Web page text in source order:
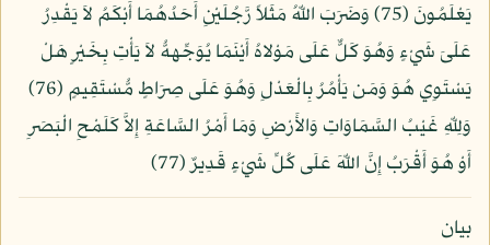
يَعْلَمُونَ (75) وَضَرَبَ اللّهُ مَثَلاً رَّجُلَيْنِ أَحَدُهُمَا أَبْكَمُ لاَ يَقْدِرُ
عَلَىَ شَيْءٍ وَهُوَ كَلٌّ عَلَى مَوْلاهُ أَيْنَمَا يُوَجِّههُّ لاَ يَأْتِ بِخَيْرٍ هَلْ
يَسْتَوِي هُوَ وَمَن يَأْمُرُ بِالْعَدْلِ وَهُوَ عَلَى صِرَاطٍ مُّسْتَقِيمٍ (76)
وَلِلّهِ غَيْبُ السَّمَاوَاتِ وَالأَرْضِ وَمَا أَمْرُ السَّاعَةِ إِلاَّ كَلَمْحِ الْبَصَرِ
أَوْ هُوَ أَقْرَبُ إِنَّ اللّهَ عَلَى كُلِّ شَيْءٍ قَدِيرٌ (77)
بيان